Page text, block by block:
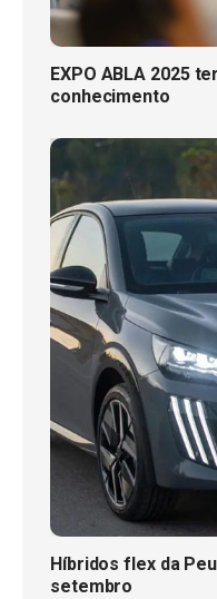
EXPO ABLA 2025
conhecimento
Híbridos flex da
setembro